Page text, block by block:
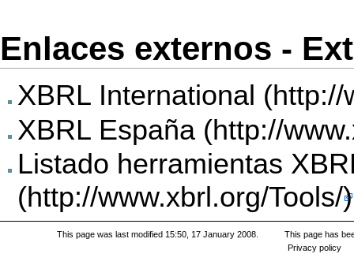
Enlaces externos -
XBRL International
XBRL España
Listado herramientas
This page was last modified 15:50, 17 January 2008.
This page has
Privacy policy